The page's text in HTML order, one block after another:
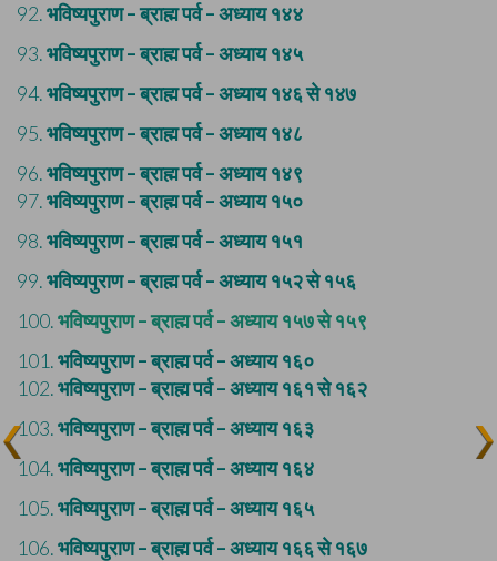
92.भविष्यपुराण – ब्राह्म पर्व – अध्याय १४४
93.भविष्यपुराण – ब्राह्म पर्व – अध्याय १४५
94.भविष्यपुराण – ब्राह्म पर्व – अध्याय १४६ से १४७
95.भविष्यपुराण – ब्राह्म पर्व – अध्याय १४८
96.भविष्यपुराण – ब्राह्म पर्व – अध्याय १४९
97.भविष्यपुराण – ब्राह्म पर्व – अध्याय १५०
98.भविष्यपुराण – ब्राह्म पर्व – अध्याय १५१
99.भविष्यपुराण – ब्राह्म पर्व – अध्याय १५२ से १५६
100.भविष्यपुराण – ब्राह्म पर्व – अध्याय १५७ से १५९
101.भविष्यपुराण – ब्राह्म पर्व – अध्याय १६०
102.भविष्यपुराण – ब्राह्म पर्व – अध्याय १६१ से १६२
103.भविष्यपुराण – ब्राह्म पर्व – अध्याय १६३
104.भविष्यपुराण – ब्राह्म पर्व – अध्याय १६४
105.भविष्यपुराण – ब्राह्म पर्व – अध्याय १६५
106.भविष्यपुराण – ब्राह्म पर्व – अध्याय १६६ से १६७